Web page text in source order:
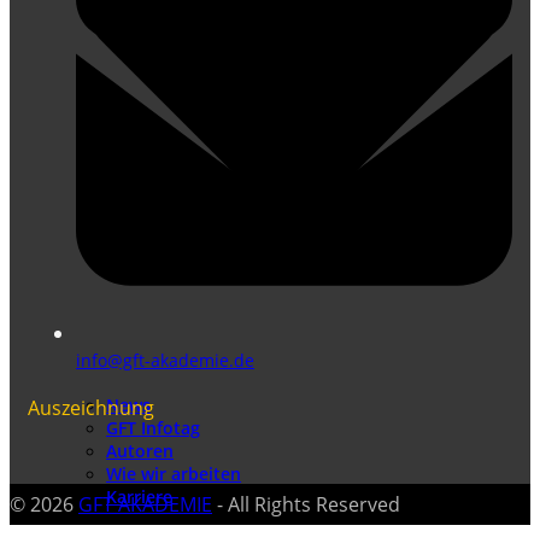
News
GFT Infotag
Autoren
Wie wir arbeiten
Karriere
info@gft-akademie.de
Auszeichnung
© 2026 GFT AKADEMIE - All Rights Reserved